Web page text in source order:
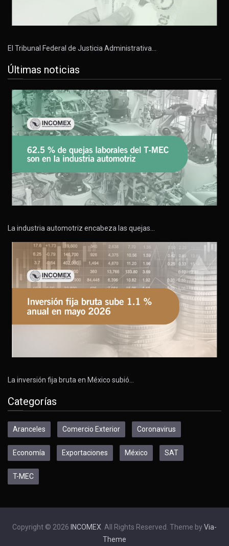
El Tribunal Federal de Justicia Administrativa…
Últimas noticias
La industria automotriz encabeza las quejas…
La inversión fija bruta en México subió…
Categorías
Aranceles Comercio Exterior Coronavirus
Economía Exportaciones México SAT
T-MEC
Copyright © 2026 INCOMEX. All Rights Reserved. Theme by Via-
Theme